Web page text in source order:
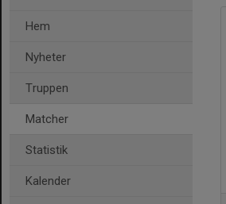
Hem
Nyheter
Truppen
Matcher
Statistik
Kalender